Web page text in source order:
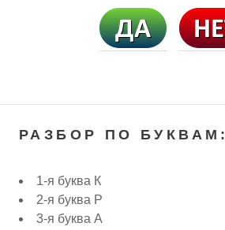
РАЗБОР ПО БУКВАМ:
1-я буква К
2-я буква Р
3-я буква А